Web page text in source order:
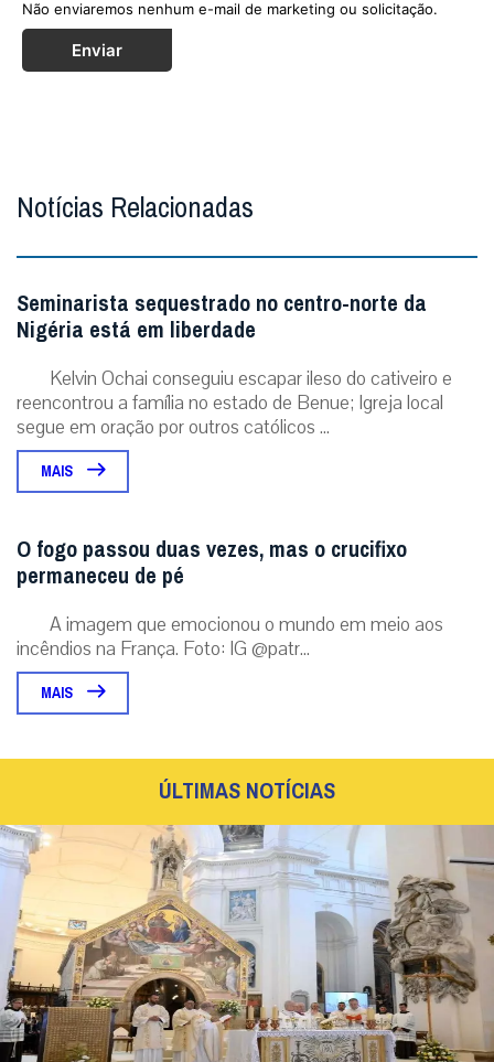
Não enviaremos nenhum e-mail de marketing ou solicitação.
Enviar
Notícias Relacionadas
Seminarista sequestrado no centro-norte da
Nigéria está em liberdade
Kelvin Ochai conseguiu escapar ileso do cativeiro e
reencontrou a família no estado de Benue; Igreja local
segue em oração por outros católicos ...
MAIS
O fogo passou duas vezes, mas o crucifixo
permaneceu de pé
A imagem que emocionou o mundo em meio aos
incêndios na França. Foto: IG @patr...
MAIS
ÚLTIMAS NOTÍCIAS